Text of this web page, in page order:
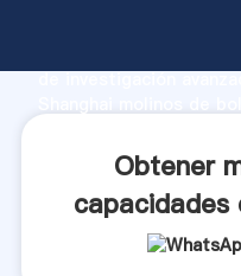
de investigación
Obtener
capacidades